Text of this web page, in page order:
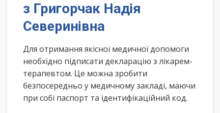
з Григорчак Надія
Северинівна
Для отримання якісної медичної допомоги
необхідно підписати декларацію з лікарем-
терапевтом. Це можна зробити
безпосередньо у медичному закладі, маючи
при собі паспорт та ідентифікаційний код.